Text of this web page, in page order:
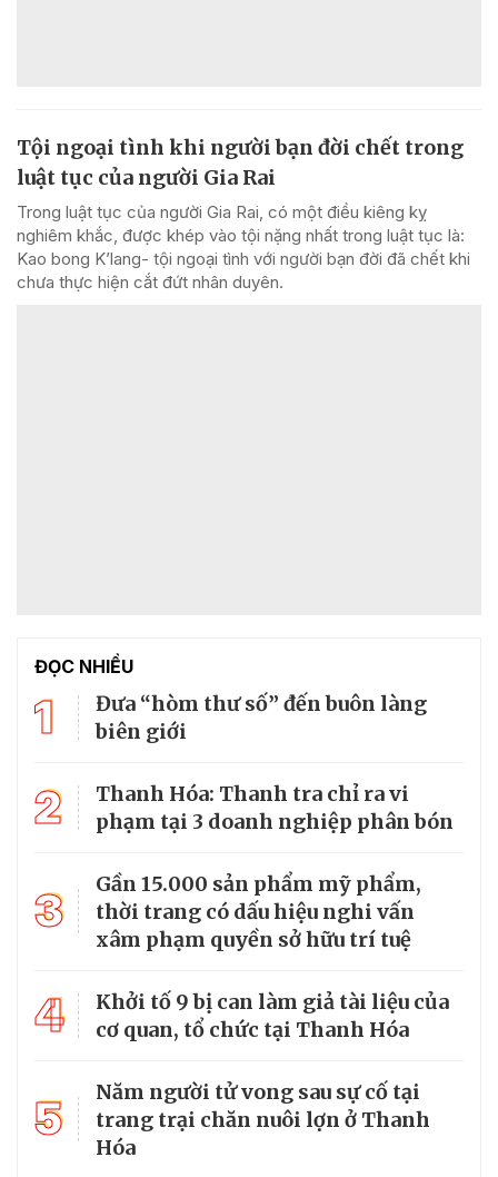
Tội ngoại tình khi người bạn đời chết trong
luật tục của người Gia Rai
Trong luật tục của người Gia Rai, có một điều kiêng kỵ
nghiêm khắc, được khép vào tội nặng nhất trong luật tục là:
Kao bong K’lang- tội ngoại tình với người bạn đời đã chết khi
chưa thực hiện cắt đứt nhân duyên.
ĐỌC NHIỀU
1
Đưa “hòm thư số” đến buôn làng
biên giới
2
Thanh Hóa: Thanh tra chỉ ra vi
phạm tại 3 doanh nghiệp phân bón
3
Gần 15.000 sản phẩm mỹ phẩm,
thời trang có dấu hiệu nghi vấn
xâm phạm quyền sở hữu trí tuệ
4
Khởi tố 9 bị can làm giả tài liệu của
cơ quan, tổ chức tại Thanh Hóa
5
Năm người tử vong sau sự cố tại
trang trại chăn nuôi lợn ở Thanh
Hóa